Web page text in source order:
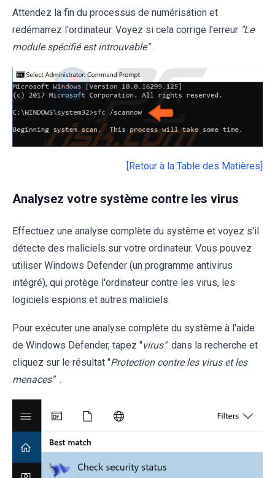
Attendez la fin du processus de numérisation et
redémarrez l'ordinateur. Voyez si cela corrige l'erreur "Le
module spécifié est introuvable" .
[Retour à la Table des Matières]
Analysez votre système contre les virus
Effectuez une analyse complète du système et voyez s'il
détecte des maliciels sur votre ordinateur. Vous pouvez
utiliser Windows Defender (un programme antivirus
intégré), qui protège l'ordinateur contre les virus, les
logiciels espions et autres maliciels.
Pour exécuter une analyse complète du système à l'aide
de Windows Defender, tapez "virus" dans la recherche et
cliquez sur le résultat "Protection contre les virus et les
menaces" .